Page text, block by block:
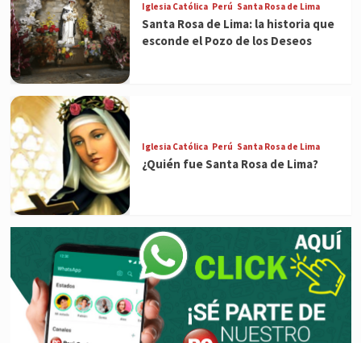
Iglesia Católica Perú Santa Rosa de Lima
Santa Rosa de Lima: la historia que
esconde el Pozo de los Deseos
Iglesia Católica Perú Santa Rosa de Lima
¿Quién fue Santa Rosa de Lima?